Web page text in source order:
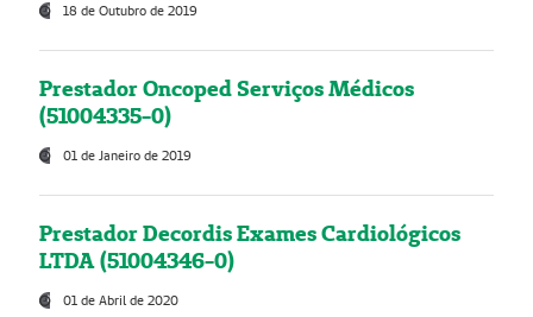
18 de Outubro de 2019
Prestador Oncoped Serviços Médicos
(51004335-0)
01 de Janeiro de 2019
Prestador Decordis Exames Cardiológicos
LTDA (51004346-0)
01 de Abril de 2020